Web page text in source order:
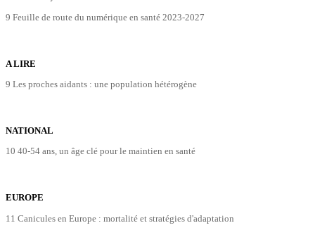
9 Feuille de route du numérique en santé 2023-2027
A LIRE
9 Les proches aidants : une population hétérogène
NATIONAL
10 40-54 ans, un âge clé pour le maintien en santé
EUROPE
11 Canicules en Europe : mortalité et stratégies d'adaptation